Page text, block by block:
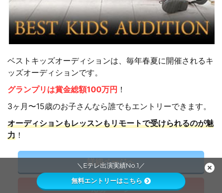
ベストキッズオーディションは、毎年春夏に開催されるキ
ッズオーディションです。
グランプリは賞金総額100万円 ！
3ヶ月〜15歳のお子さんなら誰でもエントリーできます。
オーディションもレッスンもリモートで受けられるのが魅
力 ！
詳細ページへ
応募ページ
＼Eテレ出演実績No.1／
無料エントリーはこちら